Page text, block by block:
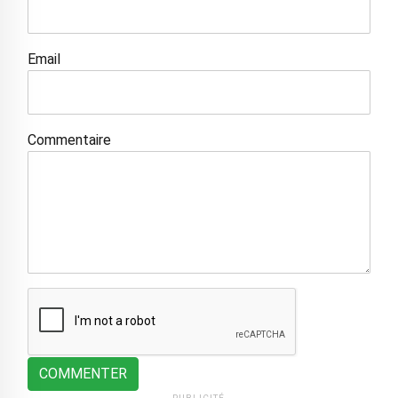
Email
Commentaire
COMMENTER